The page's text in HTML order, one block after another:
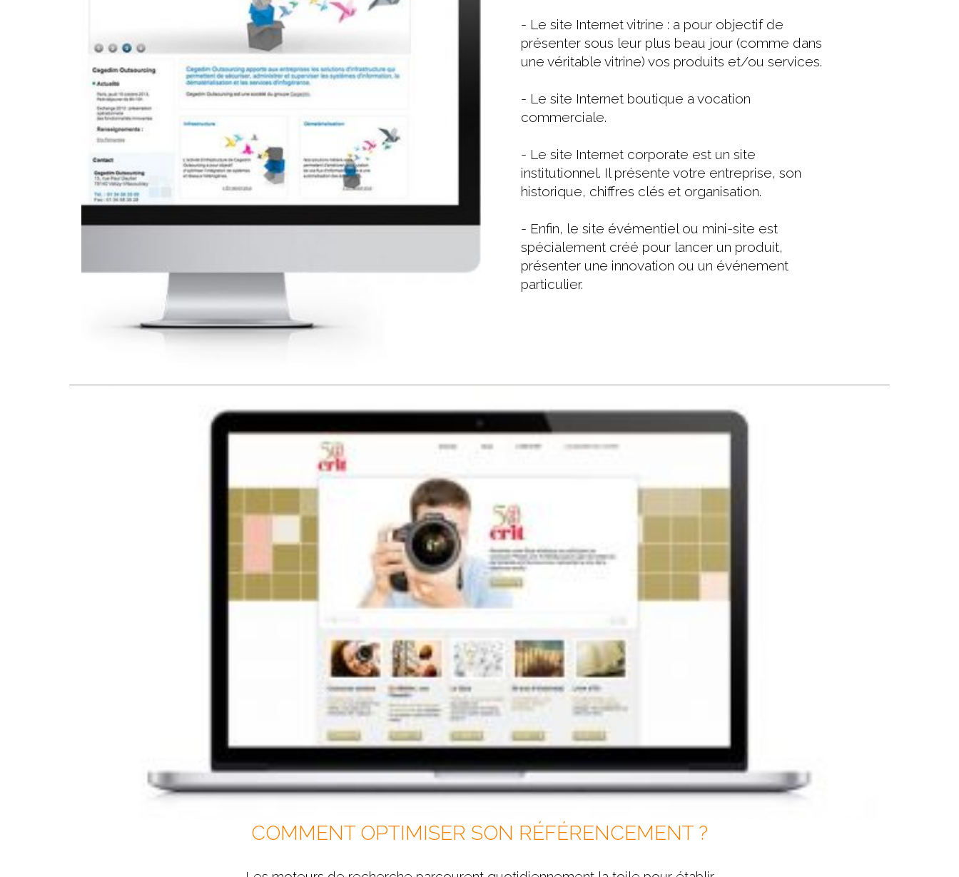
- Le site Internet vitrine : a pour objectif de
présenter sous leur plus beau jour (comme dans
une véritable vitrine) vos produits et/ou services.
- Le site Internet boutique a vocation
commerciale.
- Le site Internet corporate est un site
institutionnel. Il présente votre entreprise, son
historique, chiffres clés et organisation.
- Enfin, le site évémentiel ou mini-site est
spécialement créé pour lancer un produit,
présenter une innovation ou un événement
particulier.
COMMENT OPTIMISER SON RÉFÉRENCEMENT ?